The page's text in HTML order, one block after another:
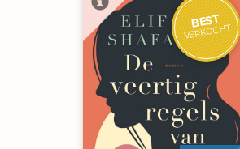
BEST
VERKOCHT